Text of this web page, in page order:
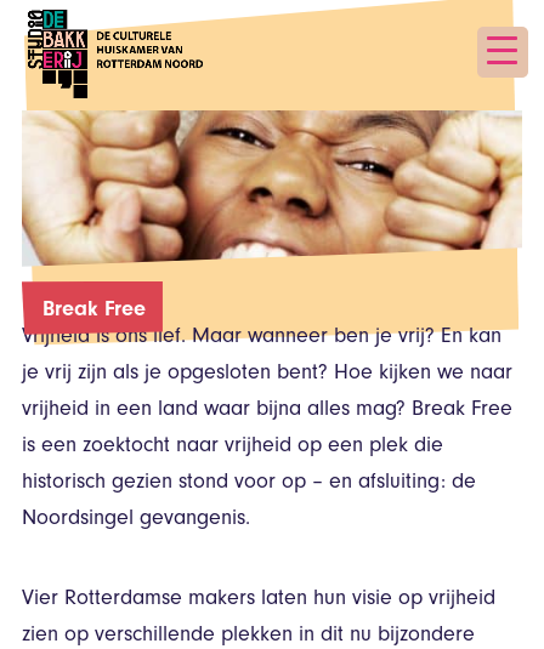
Break Free
Vrijheid is ons lief. Maar wanneer ben je vrij? En kan
je vrij zijn als je opgesloten bent? Hoe kijken we naar
vrijheid in een land waar bijna alles mag? Break Free
is een zoektocht naar vrijheid op een plek die
historisch gezien stond voor op – en afsluiting: de
Noordsingel gevangenis.
Vier Rotterdamse makers laten hun visie op vrijheid
zien op verschillende plekken in dit nu bijzondere